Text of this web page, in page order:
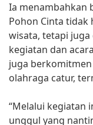
Ia menambahkan
Pohon Cinta
wisata, tetapi
kegiatan dan
juga
olahraga catur,
“Melalui kegiatan
unggul yang